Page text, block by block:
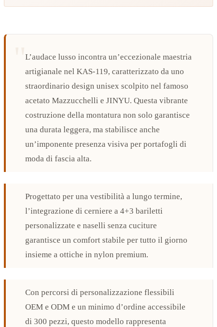
L’audace lusso incontra un’eccezionale maestria
artigianale nel KAS-119, caratterizzato da uno
straordinario design unisex scolpito nel famoso
acetato Mazzucchelli e JINYU. Questa vibrante
costruzione della montatura non solo garantisce
una durata leggera, ma stabilisce anche
un’imponente presenza visiva per portafogli di
moda di fascia alta.
Progettato per una vestibilità a lungo termine,
l’integrazione di cerniere a 4+3 bariletti
personalizzate e naselli senza cuciture
garantisce un comfort stabile per tutto il giorno
insieme a ottiche in nylon premium.
Con percorsi di personalizzazione flessibili
OEM e ODM e un minimo d’ordine accessibile
di 300 pezzi, questo modello rappresenta